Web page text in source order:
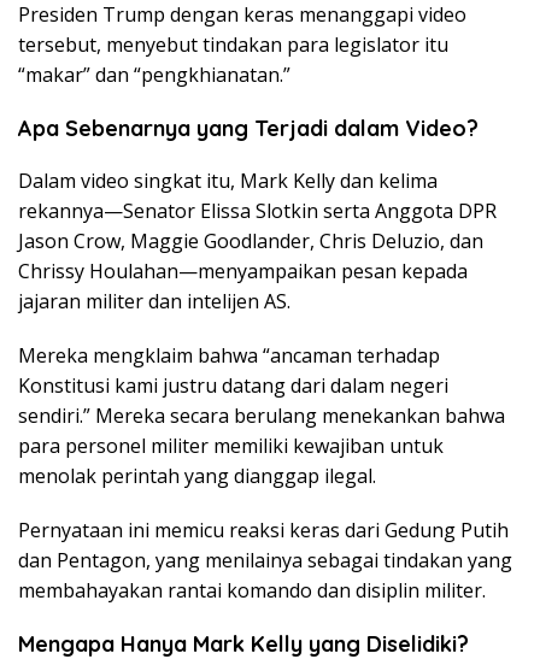
Presiden Trump dengan keras menanggapi video
tersebut, menyebut tindakan para legislator itu
“makar” dan “pengkhianatan.”
Apa Sebenarnya yang Terjadi dalam Video?
Dalam video singkat itu, Mark Kelly dan kelima
rekannya—Senator Elissa Slotkin serta Anggota DPR
Jason Crow, Maggie Goodlander, Chris Deluzio, dan
Chrissy Houlahan—menyampaikan pesan kepada
jajaran militer dan intelijen AS.
Mereka mengklaim bahwa “ancaman terhadap
Konstitusi kami justru datang dari dalam negeri
sendiri.” Mereka secara berulang menekankan bahwa
para personel militer memiliki kewajiban untuk
menolak perintah yang dianggap ilegal.
Pernyataan ini memicu reaksi keras dari Gedung Putih
dan Pentagon, yang menilainya sebagai tindakan yang
membahayakan rantai komando dan disiplin militer.
Mengapa Hanya Mark Kelly yang Diselidiki?